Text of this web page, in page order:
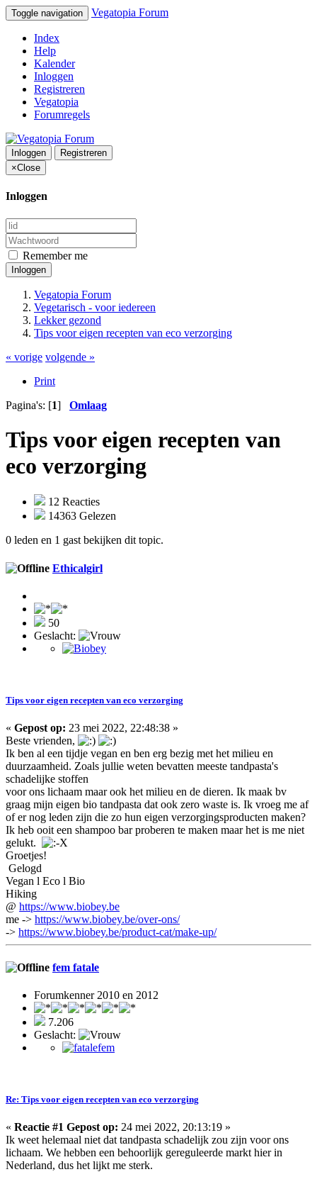
Toggle navigation Vegatopia Forum
Index
Help
Kalender
Inloggen
Registreren
Vegatopia
Forumregels
Inloggen
Registreren
×Close
Inloggen
Remember me
Inloggen
Vegatopia Forum
Vegetarisch - voor iedereen
Lekker gezond
Tips voor eigen recepten van eco verzorging
« vorige volgende »
Print
Pagina's: [1] Omlaag
Tips voor eigen recepten van
eco verzorging
12 Reacties
14363 Gelezen
0 leden en 1 gast bekijken dit topic.
Ethicalgirl
50
Geslacht:
Tips voor eigen recepten van eco verzorging
« Gepost op: 23 mei 2022, 22:48:38 »
Beste vrienden,
Ik ben al een tijdje vegan en ben erg bezig met het milieu en
duurzaamheid. Zoals jullie weten bevatten meeste tandpasta's
schadelijke stoffen
voor ons lichaam maar ook het milieu en de dieren. Ik maak bv
graag mijn eigen bio tandpasta dat ook zero waste is. Ik vroeg me af
of er nog leden zijn die zo hun eigen verzorgingsproducten maken?
Ik heb ooit een shampoo bar proberen te maken maar het is me niet
gelukt.
Groetjes!
Gelogd
Vegan l Eco l Bio
Hiking
@ https://www.biobey.be
me -> https://www.biobey.be/over-ons/
-> https://www.biobey.be/product-cat/make-up/
fem fatale
Forumkenner 2010 en 2012
7.206
Geslacht:
Re: Tips voor eigen recepten van eco verzorging
« Reactie #1 Gepost op: 24 mei 2022, 20:13:19 »
Ik weet helemaal niet dat tandpasta schadelijk zou zijn voor ons
lichaam. We hebben een behoorlijk gereguleerde markt hier in
Nederland, dus het lijkt me sterk.